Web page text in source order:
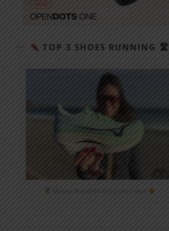
TOP 3 SHOES RUNNING 🛣
Mizuno Rebellion Pro 3 chez i-Run